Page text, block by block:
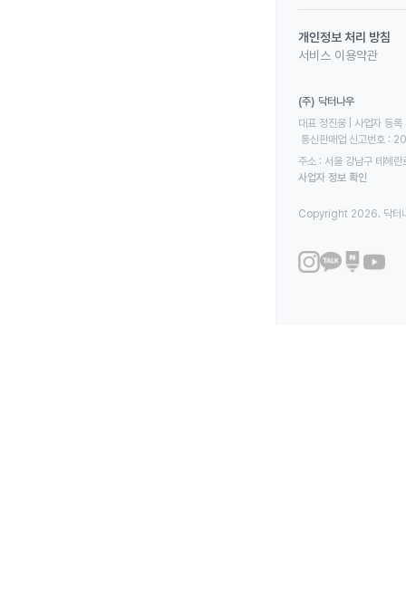
개인정보 처리 방침
서비스 이용약관
(주) 닥터나우
대표 정진웅 | 사업자
통신판매업 신고번호
주소 : 서울 강남구 테헤
사업자 정보 확인
Copyright 2026. 닥터